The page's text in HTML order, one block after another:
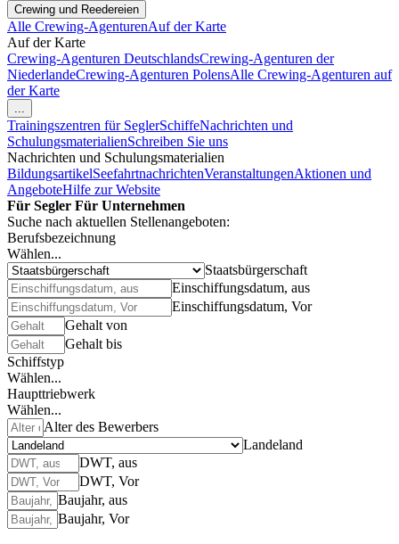
Crewing und Reedereien
Alle Crewing-AgenturenAuf der Karte
Auf der Karte
Crewing-Agenturen DeutschlandsCrewing-Agenturen der
NiederlandeCrewing-Agenturen PolensAlle Crewing-Agenturen auf
der Karte
...
Trainingszentren für SeglerSchiffeNachrichten und
SchulungsmaterialienSchreiben Sie uns
Nachrichten und Schulungsmaterialien
BildungsartikelSeefahrtnachrichtenVeranstaltungenAktionen und
AngeboteHilfe zur Website
Für Segler Für Unternehmen
Suche nach aktuellen Stellenangeboten:
Berufsbezeichnung
Wählen...
Staatsbürgerschaft
Einschiffungsdatum, aus
Einschiffungsdatum, Vor
Gehalt von
Gehalt bis
Schiffstyp
Wählen...
Haupttriebwerk
Wählen...
Alter des Bewerbers
Landeland
DWT, aus
DWT, Vor
Baujahr, aus
Baujahr, Vor